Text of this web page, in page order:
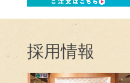
採用情報